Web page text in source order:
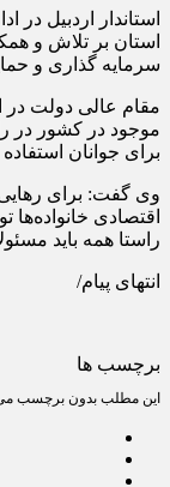
استاندار اردبیل
استان بر تلاش و
سرمایه گذاری و
مقام عالی دولت در
موجود در کشور در
برای جوانان
وی گفت: برای
اقتصادی
راستا همه باید
انتهای پیام/
برچسب ها
این مطلب بدون برچسب می